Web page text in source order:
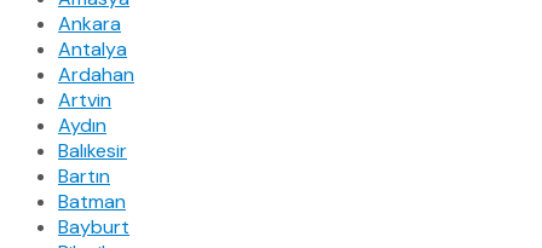
Ankara
Antalya
Ardahan
Artvin
Aydın
Balıkesir
Bartın
Batman
Bayburt